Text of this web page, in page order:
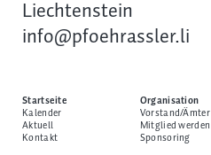
Liechtenstein
info@pfoehrassler.li
Startseite
Kalender
Aktuell
Kontakt
Organisation
Vorstand/Ämter
Mitglied werden
Sponsoring